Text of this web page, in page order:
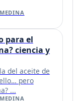
para el
ciencia y
del aceite de
pero
...